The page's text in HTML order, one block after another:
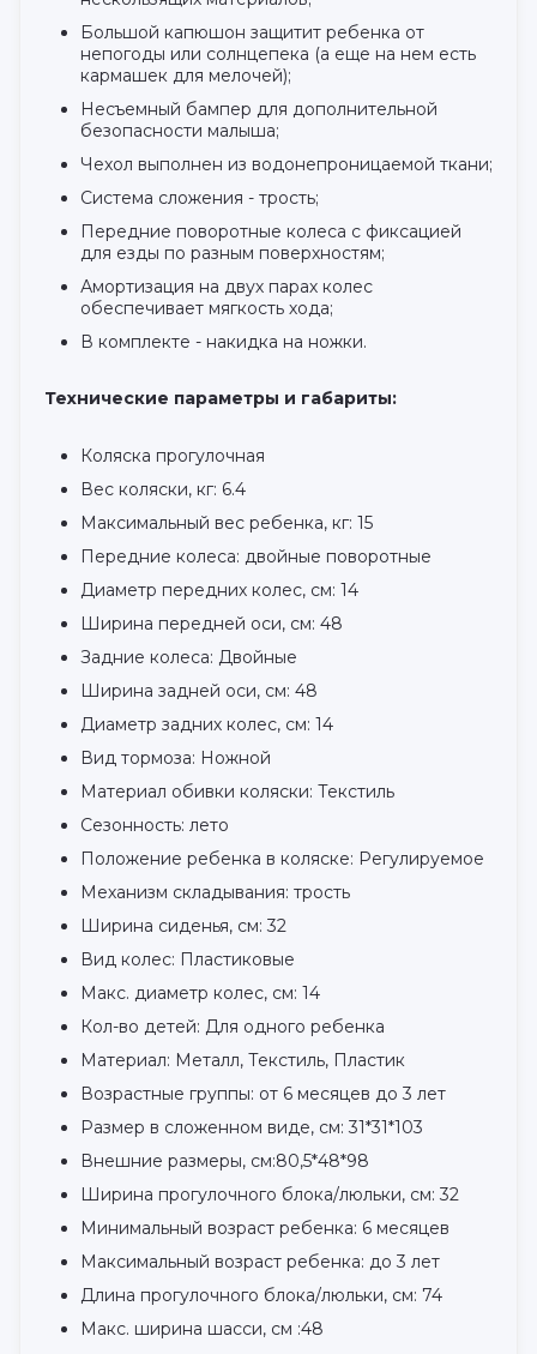
Большой капюшон защитит ребенка от
непогоды или солнцепека (а еще на нем есть
кармашек для мелочей);
Несъемный бампер для дополнительной
безопасности малыша;
Чехол выполнен из водонепроницаемой ткани;
Система сложения - трость;
Передние поворотные колеса с фиксацией
для езды по разным поверхностям;
Амортизация на двух парах колес
обеспечивает мягкость хода;
В комплекте - накидка на ножки.
Технические параметры и габариты:
Коляска прогулочная
Вес коляски, кг: 6.4
Максимальный вес ребенка, кг: 15
Передние колеса: двойные поворотные
Диаметр передних колес, см: 14
Ширина передней оси, см: 48
Задние колеса: Двойные
Ширина задней оси, см: 48
Диаметр задних колес, см: 14
Вид тормоза: Ножной
Материал обивки коляски: Текстиль
Сезонность: лето
Положение ребенка в коляске: Регулируемое
Механизм складывания: трость
Ширина сиденья, см: 32
Вид колес: Пластиковые
Макс. диаметр колес, см: 14
Кол-во детей: Для одного ребенка
Материал: Металл, Текстиль, Пластик
Возрастные группы: от 6 месяцев до 3 лет
Размер в сложенном виде, см: 31*31*103
Внешние размеры, см:80,5*48*98
Ширина прогулочного блока/люльки, см: 32
Минимальный возраст ребенка: 6 месяцев
Максимальный возраст ребенка: до 3 лет
Длина прогулочного блока/люльки, см: 74
Макс. ширина шасси, см :48